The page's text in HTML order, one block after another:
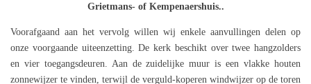
Grietmans- of Kempenaershuis..
Voorafgaand aan het vervolg willen wij enkele aanvullingen delen op
onze voorgaande uiteenzetting. De kerk beschikt over twee hangzolders
en vier toegangsdeuren. Aan de zuidelijke muur is een vlakke houten
zonnewijzer te vinden, terwijl de verguld-koperen windwijzer op de toren